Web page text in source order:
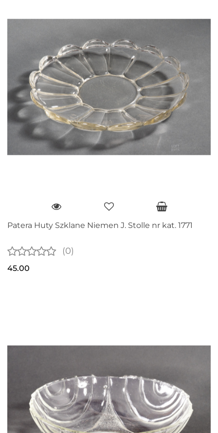
Patera Huty Szklane Niemen J. Stolle nr kat. 1771
(0)
45.00